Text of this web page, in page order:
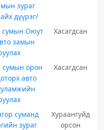
зураг
дүүрэг/
сумын Оюут
замын
Хасагдсан
сумын орон
авто
Хасагдсан
суманд
зураг
Хураангуйд
орсон